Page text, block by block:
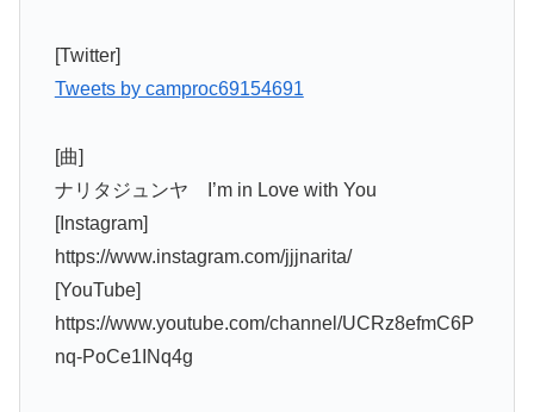
[Twitter]
Tweets by camproc69154691
[曲]
ナリタジュンヤ I’m in Love with You
[Instagram]
https://www.instagram.com/jjjnarita/
[YouTube]
https://www.youtube.com/channel/UCRz8efmC6P
nq-PoCe1INq4g